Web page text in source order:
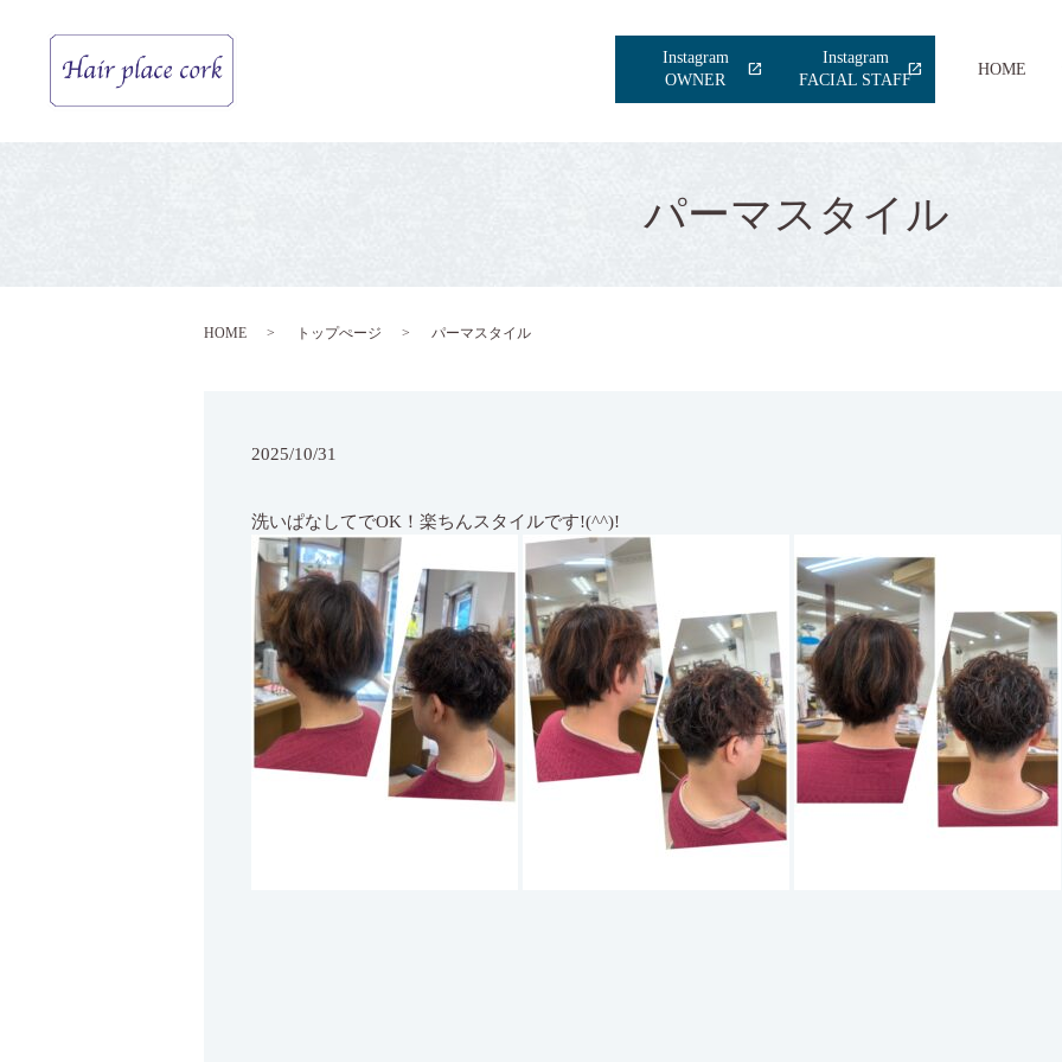
Instagram
OWNER
Instagram
FACIAL STAFF
HOME
パーマスタイル
HOME トップぺージ パーマスタイル
2025/10/31
洗いぱなしてでOK！楽ちんスタイルです!(^^)!